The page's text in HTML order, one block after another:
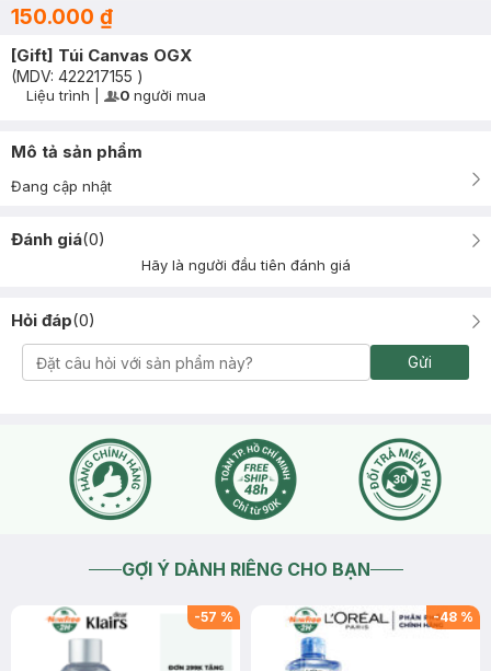
150.000 ₫
[Gift] Túi Canvas OGX
(MDV: 422217155 )
Timer Gray Icon
Liệu trình User Product Icon
0 người mua
Mô tả sản phẩm
Đang cập nhật
Đánh giá(0)
Hãy là người đầu tiên đánh giá
Hỏi đáp(0)
Gửi
GỢI Ý DÀNH RIÊNG CHO BẠN
-57 % -48 %